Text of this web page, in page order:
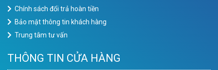
Chính sách đổi trả hoàn tiền
Bảo mật thông tin khách hàng
Trung tâm tư vấn
THÔNG TIN CỬA HÀNG